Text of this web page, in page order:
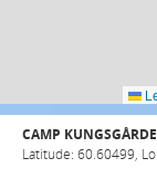
CAMP
Latitude: 60.60499,